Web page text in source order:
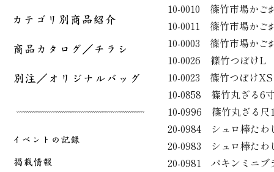
10-0010 篠竹市場か
10-0011 篠竹市場か
10-0003 篠竹市場か
10-0026 篠竹つぼけ
10-0023 篠竹つぼけ
10-0858 篠竹丸ざる
10-0996 篠竹丸ざる
20-0984 シュロ棒た
20-0983 シュロ棒た
20-0981 パキンミニ